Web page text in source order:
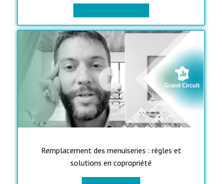
Remplacement des menuiseries : règles et
solutions en copropriété